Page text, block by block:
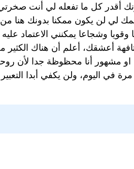
أقدر كل ما تفعله لي أنت
لي لن يكون ممكنا بدونك هنا من
وشجاعا يمكنني الاعتماد عليه
أعشقك، أعلم أن هناك الكثير
او مشهور أنا محظوظة جدا لأن
في اليوم، ولن يكفي أبدا